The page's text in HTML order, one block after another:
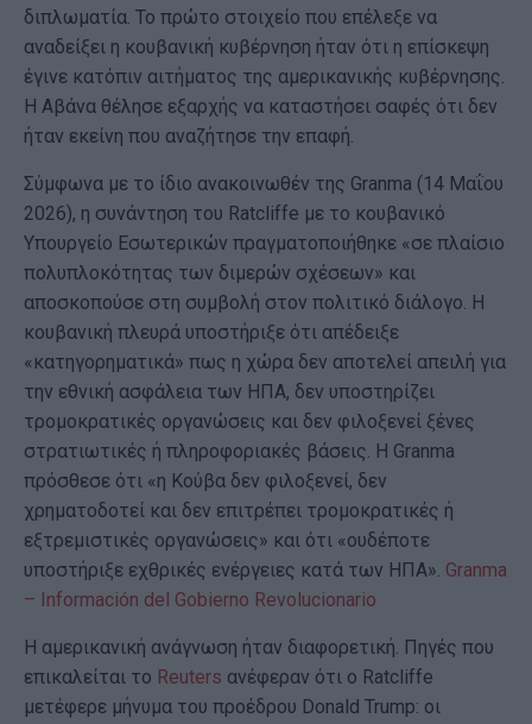
διπλωματία. Το πρώτο στοιχείο που επέλεξε να
αναδείξει η κουβανική κυβέρνηση ήταν ότι η επίσκεψη
έγινε κατόπιν αιτήματος της αμερικανικής κυβέρνησης.
Η Αβάνα θέλησε εξαρχής να καταστήσει σαφές ότι δεν
ήταν εκείνη που αναζήτησε την επαφή.
Σύμφωνα με το ίδιο ανακοινωθέν της Granma (14 Μαΐου
2026), η συνάντηση του Ratcliffe με το κουβανικό
Υπουργείο Εσωτερικών πραγματοποιήθηκε «σε πλαίσιο
πολυπλοκότητας των διμερών σχέσεων» και
αποσκοπούσε στη συμβολή στον πολιτικό διάλογο. Η
κουβανική πλευρά υποστήριξε ότι απέδειξε
«κατηγορηματικά» πως η χώρα δεν αποτελεί απειλή για
την εθνική ασφάλεια των ΗΠΑ, δεν υποστηρίζει
τρομοκρατικές οργανώσεις και δεν φιλοξενεί ξένες
στρατιωτικές ή πληροφοριακές βάσεις. Η Granma
πρόσθεσε ότι «η Κούβα δεν φιλοξενεί, δεν
χρηματοδοτεί και δεν επιτρέπει τρομοκρατικές ή
εξτρεμιστικές οργανώσεις» και ότι «ουδέποτε
υποστήριξε εχθρικές ενέργειες κατά των ΗΠΑ». Granma
– Información del Gobierno Revolucionario
Η αμερικανική ανάγνωση ήταν διαφορετική. Πηγές που
επικαλείται το Reuters ανέφεραν ότι ο Ratcliffe
μετέφερε μήνυμα του προέδρου Donald Trump: οι